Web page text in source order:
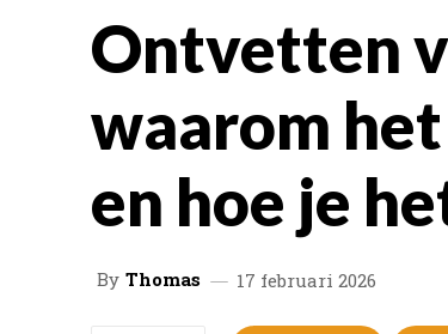
Ontvetten
waarom
en hoe je
By Thomas 17 februari 2026